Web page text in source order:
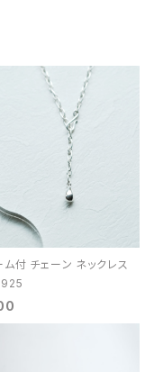
ム付 チェーン ネックレス
925